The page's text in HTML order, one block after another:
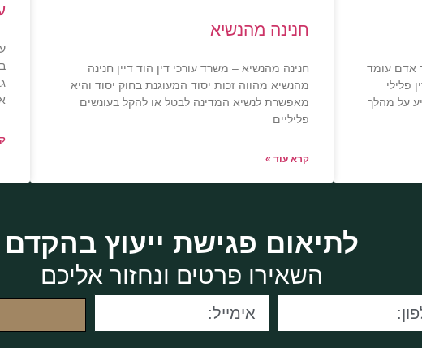
אדם עומד
פלילי
על מהלך
חנינה מהנשיא
חנינה מהנשיא – משרד עורכי דין הוד דיין חנינה
מהנשיא מהווה זכות יסוד המעוגנת בחוק יסוד והיא
מאפשרת לנשיא המדינה לבטל או להקל בעונשים
פליליים
קרא עוד »
לתיאום פגישת ייעוץ בהקדם
השאירו פרטים ונחזור אליכם